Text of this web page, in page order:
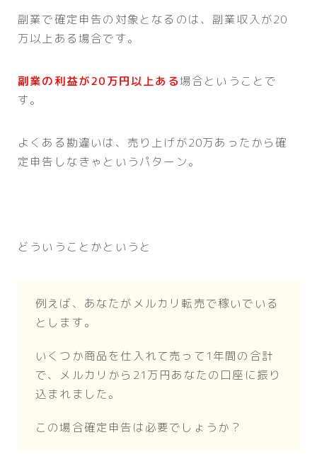
副業で確定申告の対象となるのは、副業収入が20
万以上ある場合です。
副業の利益が20万円以上ある場合ということで
す。
よくある勘違いは、売り上げが20万あったから確
定申告しなきゃというパターン。
どういうことかというと
例えば、あなたがメルカリ転売で稼いでいる
とします。
いくつか商品を仕入れて売って1年間の合計
で、メルカリから21万円あなたの口座に振り
込まれました。
この場合確定申告は必要でしょうか？